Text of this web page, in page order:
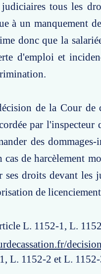
tous les
à un manquement
donc que la
d'emploi et
de la Cour de
par
des
cas de harcèlement
droits devant les
de
L. 1152-1, L.
L. 1152-2 et L.